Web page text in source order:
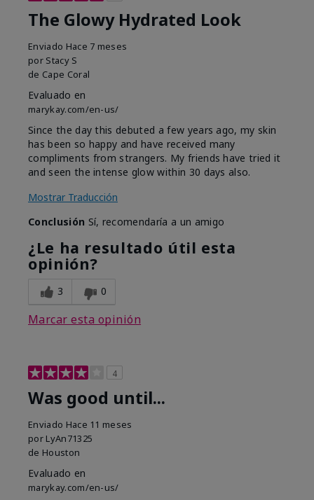
The Glowy Hydrated Look
Enviado Hace 7 meses
por Stacy S
de Cape Coral
Evaluado en
marykay.com/en-us/
Since the day this debuted a few years ago, my skin
has been so happy and have received many
compliments from strangers. My friends have tried it
and seen the intense glow within 30 days also.
Mostrar Traducción
Conclusión Sí, recomendaría a un amigo
¿Le ha resultado útil esta
opinión?
3 0
Marcar esta opinión
4
Was good until...
Enviado Hace 11 meses
por LyAn71325
de Houston
Evaluado en
marykay.com/en-us/